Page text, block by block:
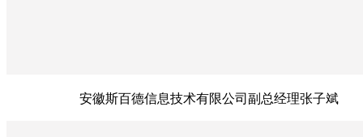
安徽斯百德信息技术有限公司副总经理张子斌